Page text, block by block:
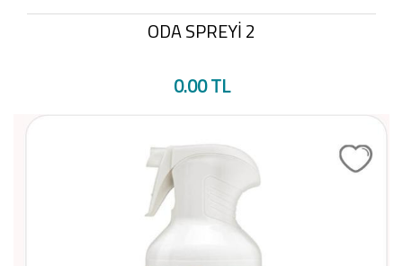
ODA SPREYİ 2
0.00 TL